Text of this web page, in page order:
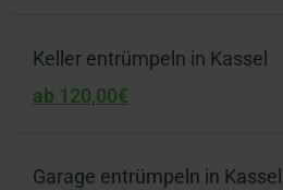
Keller entrümpeln in Kassel
ab 120,00€
Garage entrümpeln in Kassel